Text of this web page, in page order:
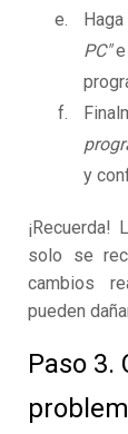
PC"e
y
solo se
cambios
pueden
Paso 3.